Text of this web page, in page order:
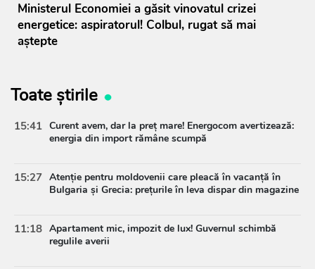
Ministerul Economiei a găsit vinovatul crizei
energetice: aspiratorul! Colbul, rugat să mai
aștepte
Toate știrile
15:41 Curent avem, dar la preț mare! Energocom avertizează:
energia din import rămâne scumpă
15:27 Atenție pentru moldovenii care pleacă în vacanță în
Bulgaria și Grecia: prețurile în leva dispar din magazine
11:18 Apartament mic, impozit de lux! Guvernul schimbă
regulile averii